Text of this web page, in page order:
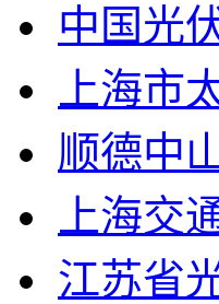
中国光
上海市
顺德中
上海交
江苏省